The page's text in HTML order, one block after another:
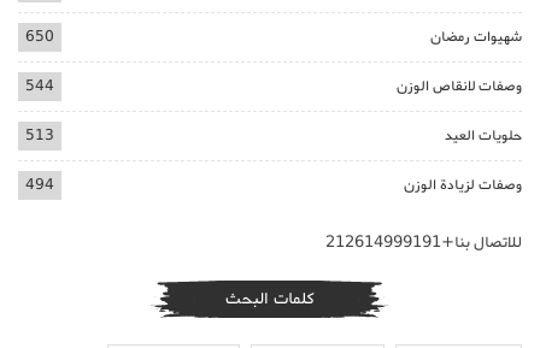
شهيوات رمضان 650
وصفات لانقاص الوزن 544
حلويات العيد 513
وصفات لزيادة الوزن 494
للاتصال بنا+212614999191
كلمات البحث